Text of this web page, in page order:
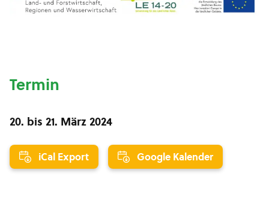
Termin
20. bis 21. März 2024
iCal Export Google Kalender